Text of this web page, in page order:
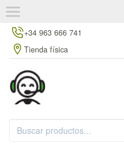
+34 963 666 741
Tienda física